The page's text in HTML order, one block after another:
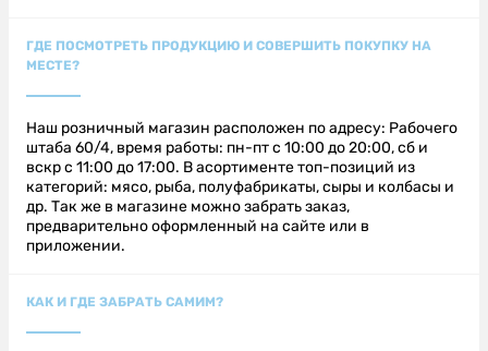
ГДЕ ПОСМОТРЕТЬ ПРОДУКЦИЮ И СОВЕРШИТЬ ПОКУПКУ НА
МЕСТЕ?
Наш розничный магазин расположен по адресу: Рабочего
штаба 60/4, время работы: пн-пт с 10:00 до 20:00, сб и
вскр с 11:00 до 17:00. В асортименте топ-позиций из
категорий: мясо, рыба, полуфабрикаты, сыры и колбасы и
др. Так же в магазине можно забрать заказ,
предварительно оформленный на сайте или в
приложении.
КАК И ГДЕ ЗАБРАТЬ САМИМ?